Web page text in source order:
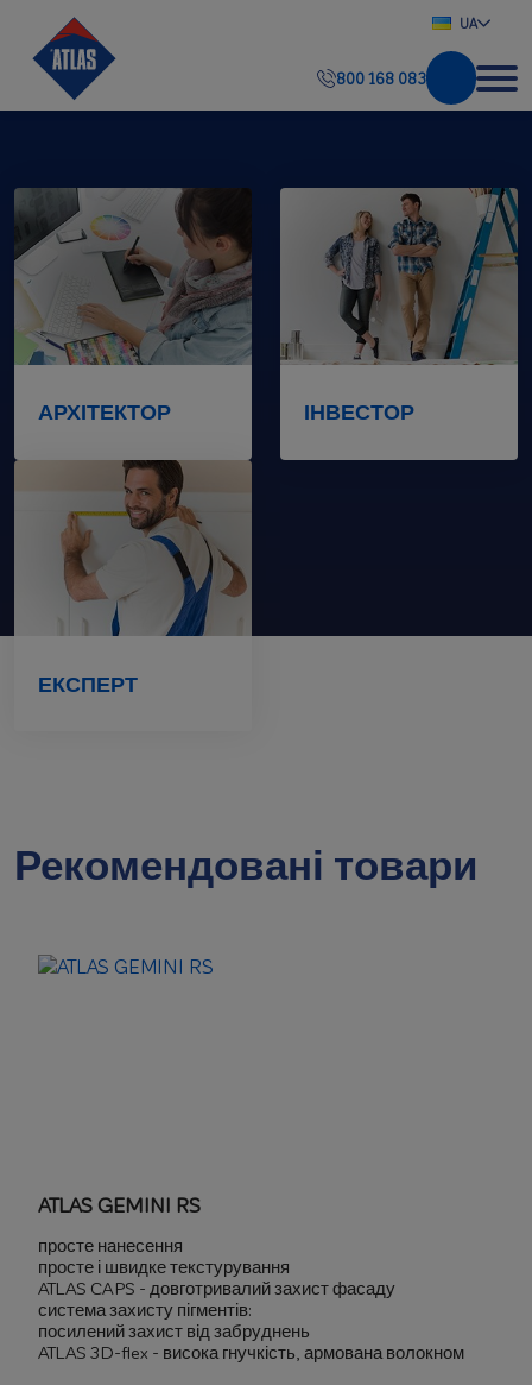
UA
800 168 083
АРХІТЕКТОР ІНВЕСТОР
ЕКСПЕРТ
Рекомендовані товари
ATLAS GEMINI RS
просте нанесення
просте і швидке текстурування
ATLAS CAPS - довготривалий захист фасаду
система захисту пігментів:
посилений захист від забруднень
ATLAS 3D-flex - висока гнучкість, армована волокном